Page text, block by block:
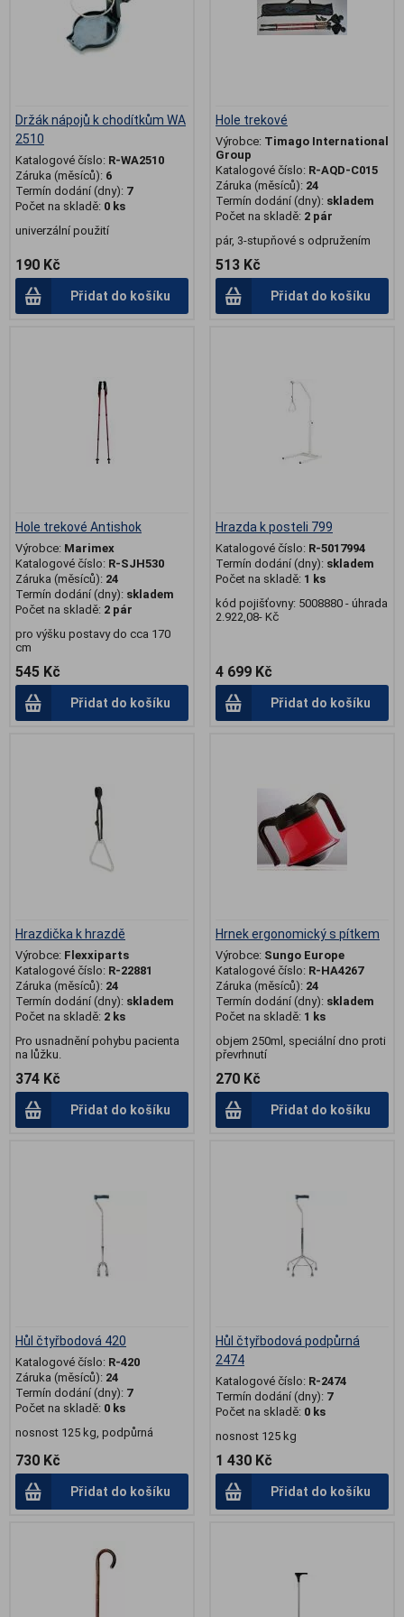
Držák nápojů k chodítkům WA
2510
Katalogové číslo: R-WA2510
Záruka (měsíců): 6
Termín dodání (dny): 7
Počet na skladě: 0 ks
univerzální použití
190 Kč
Přidat do košíku
Hole trekové
Výrobce: Timago International
Group
Katalogové číslo: R-AQD-C015
Záruka (měsíců): 24
Termín dodání (dny): skladem
Počet na skladě: 2 pár
pár, 3-stupňové s odpružením
513 Kč
Přidat do košíku
Hole trekové Antishok
Výrobce: Marimex
Katalogové číslo: R-SJH530
Záruka (měsíců): 24
Termín dodání (dny): skladem
Počet na skladě: 2 pár
pro výšku postavy do cca 170
cm
545 Kč
Přidat do košíku
Hrazda k posteli 799
Katalogové číslo: R-5017994
Termín dodání (dny): skladem
Počet na skladě: 1 ks
kód pojišťovny: 5008880 - úhrada
2.922,08- Kč
4 699 Kč
Přidat do košíku
Hrazdička k hrazdě
Výrobce: Flexxiparts
Katalogové číslo: R-22881
Záruka (měsíců): 24
Termín dodání (dny): skladem
Počet na skladě: 2 ks
Pro usnadnění pohybu pacienta
na lůžku.
374 Kč
Přidat do košíku
Hrnek ergonomický s pítkem
Výrobce: Sungo Europe
Katalogové číslo: R-HA4267
Záruka (měsíců): 24
Termín dodání (dny): skladem
Počet na skladě: 1 ks
objem 250ml, speciální dno proti
převrhnutí
270 Kč
Přidat do košíku
Hůl čtyřbodová 420
Katalogové číslo: R-420
Záruka (měsíců): 24
Termín dodání (dny): 7
Počet na skladě: 0 ks
nosnost 125 kg, podpůrná
730 Kč
Přidat do košíku
Hůl čtyřbodová podpůrná
2474
Katalogové číslo: R-2474
Termín dodání (dny): 7
Počet na skladě: 0 ks
nosnost 125 kg
1 430 Kč
Přidat do košíku